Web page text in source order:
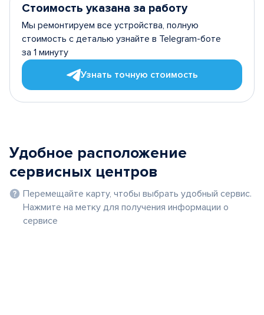
Стоимость указана за работу
Мы ремонтируем все устройства, полную
стоимость с деталью узнайте в Telegram-боте
за 1 минуту
Узнать точную стоимость
Удобное расположение
сервисных центров
Перемещайте карту, чтобы выбрать удобный сервис.
Нажмите на метку для получения информации о
сервисе